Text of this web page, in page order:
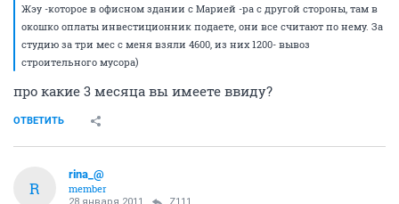
Жэу -которое в офисном здании с Марией -ра с другой стороны, там в
окошко оплаты инвестиционник подаете, они все считают по нему. За
студию за три мес с меня взяли 4600, из них 1200- вывоз
строительного мусора)
про какие 3 месяца вы имеете ввиду?
ОТВЕТИТЬ
R
rina_@
member